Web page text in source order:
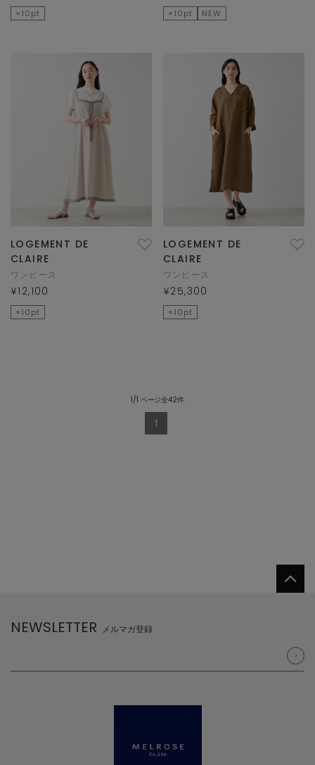
×10pt ×10pt NEW
LOGEMENT DE
CLAIRE
ワンピース
¥12,100
×10pt
LOGEMENT DE
CLAIRE
ワンピース
¥25,300
×10pt
1/1 ページ全42件
1
NEWSLETTER メルマガ登録